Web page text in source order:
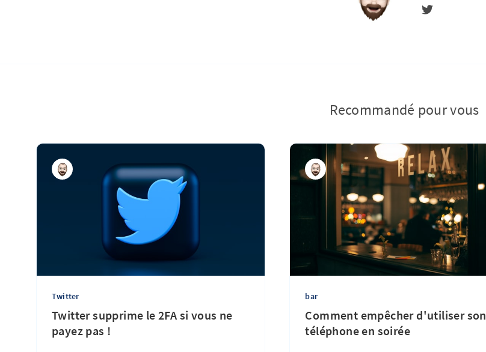
Recommandé pour vous
Twitter
Twitter supprime le 2FA si vous ne
payez pas !
bar
Comment empêcher d'utiliser son
téléphone en soirée